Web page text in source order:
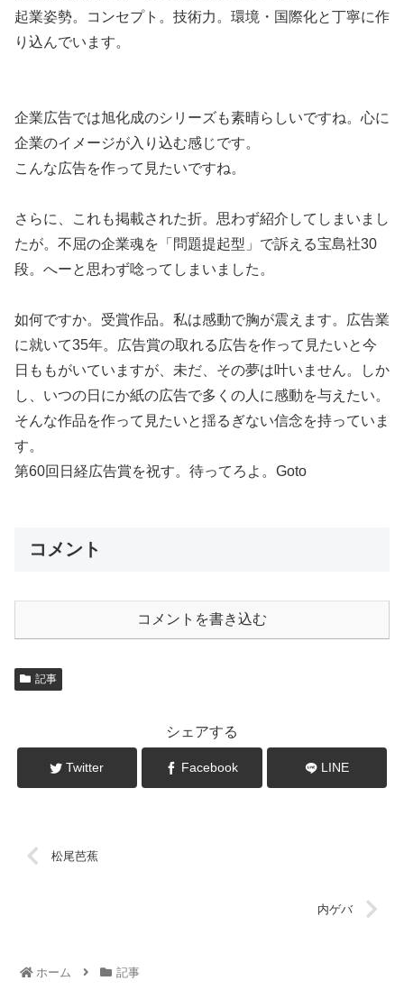
起業姿勢。コンセプト。技術力。環境・国際化と丁寧に作
り込んでいます。
企業広告では旭化成のシリーズも素晴らしいですね。心に
企業のイメージが入り込む感じです。
こんな広告を作って見たいですね。
さらに、これも掲載された折。思わず紹介してしまいまし
たが。不屈の企業魂を「問題提起型」で訴える宝島社30
段。へーと思わず唸ってしまいました。
如何ですか。受賞作品。私は感動で胸が震えます。広告業
に就いて35年。広告賞の取れる広告を作って見たいと今
日ももがいていますが、未だ、その夢は叶いません。しか
し、いつの日にか紙の広告で多くの人に感動を与えたい。
そんな作品を作って見たいと揺るぎない信念を持っていま
す。
第60回日経広告賞を祝す。待ってろよ。Goto
コメント
コメントを書き込む
記事
シェアする
Twitter Facebook LINE
松尾芭蕉
内ゲバ
ホーム 記事